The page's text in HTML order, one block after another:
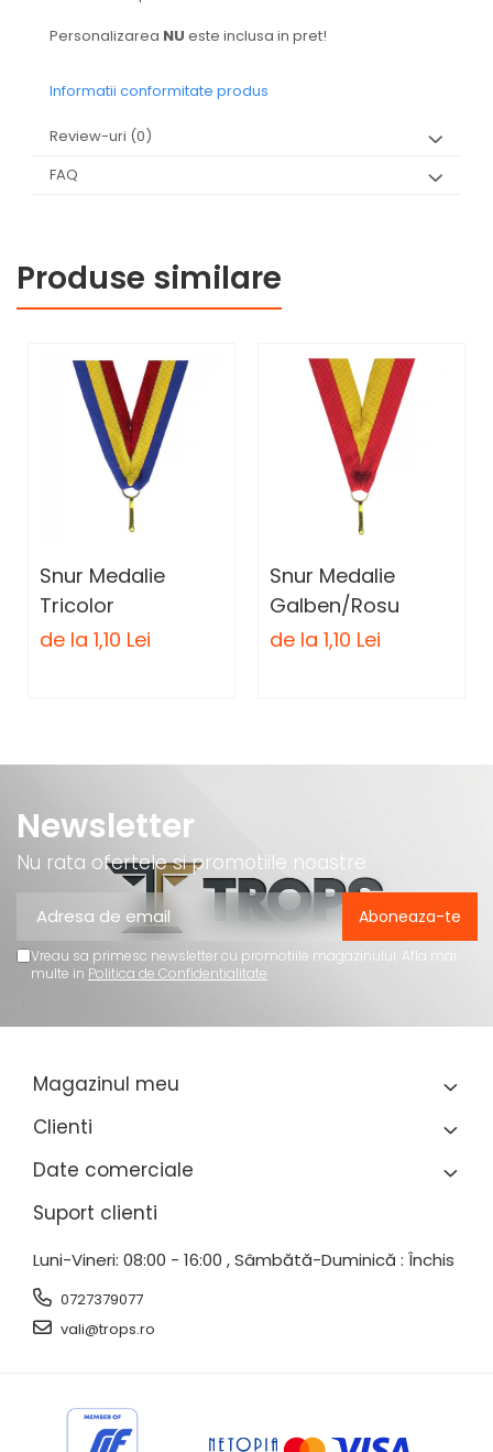
Personalizarea NU este inclusa in pret!
Informatii conformitate produs
Review-uri (0)
FAQ
Produse similare
Snur Medalie
Tricolor
de la 1,10 Lei
Snur Medalie
Galben/Rosu
de la 1,10 Lei
Newsletter
Nu rata ofertele si promotiile noastre
Vreau sa primesc newsletter cu promotiile magazinului. Afla mai
multe in Politica de Confidentialitate
Magazinul meu
Clienti
Date comerciale
Suport clienti
Luni-Vineri: 08:00 - 16:00 , Sâmbătă-Duminică : Închis
0727379077
vali@trops.ro